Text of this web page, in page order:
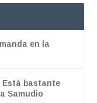
en la
Está bastante
Samudio